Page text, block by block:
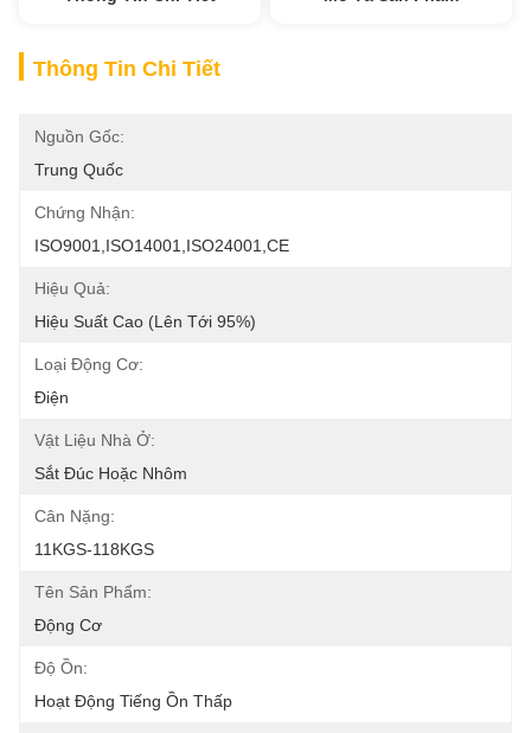
Thông Tin Chi Tiết
Nguồn Gốc:
Trung Quốc
Chứng Nhận:
ISO9001,ISO14001,ISO24001,CE
Hiệu Quả:
Hiệu Suất Cao (lên Tới 95%)
Loại Động Cơ:
Điện
Vật Liệu Nhà Ở:
Sắt Đúc Hoặc Nhôm
Cân Nặng:
11KGS-118KGS
Tên Sản Phẩm:
Động Cơ
Độ Ồn:
Hoạt Động Tiếng Ồn Thấp